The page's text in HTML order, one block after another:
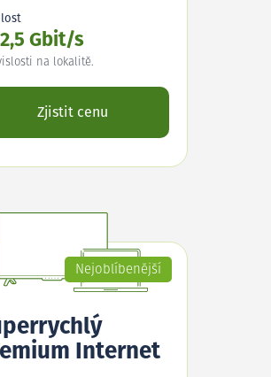
Gbit/s
na lokalitě.
Zjistit cenu
Nejoblíbenější
Internet